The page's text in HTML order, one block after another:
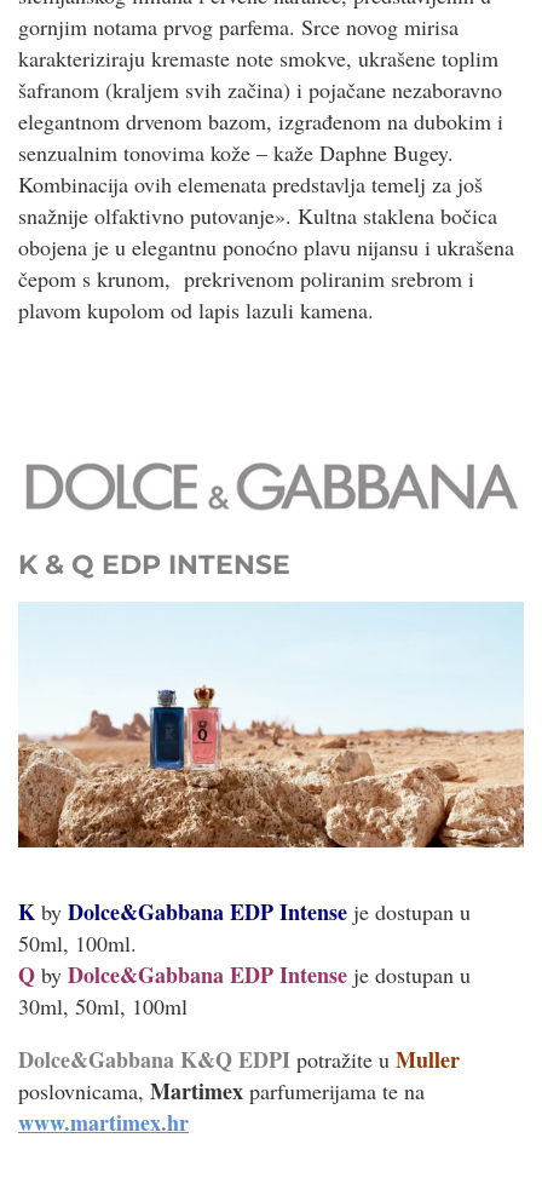
gornjim notama prvog parfema. Srce novog mirisa
karakteriziraju kremaste note smokve, ukrašene toplim
šafranom (kraljem svih začina) i pojačane nezaboravno
elegantnom drvenom bazom, izgrađenom na dubokim i
senzualnim tonovima kože – kaže Daphne Bugey.
Kombinacija ovih elemenata predstavlja temelj za još
snažnije olfaktivno putovanje». Kultna staklena bočica
obojena je u elegantnu ponoćno plavu nijansu i ukrašena
čepom s krunom, prekrivenom poliranim srebrom i
plavom kupolom od lapis lazuli kamena.
K & Q EDP INTENSE
K by Dolce&Gabbana EDP Intense je dostupan u
50ml, 100ml.
Q by Dolce&Gabbana EDP Intense je dostupan u
30ml, 50ml, 100ml
Dolce&Gabbana K&Q EDPI potražite u Muller
poslovnicama, Martimex parfumerijama te na
www.martimex.hr